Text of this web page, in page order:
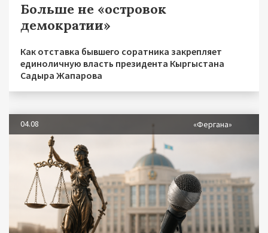
Больше не «островок
демократии»
Как отставка бывшего соратника закрепляет
единоличную власть президента Кыргыстана
Садыра Жапарова
04.08 «Фергана»